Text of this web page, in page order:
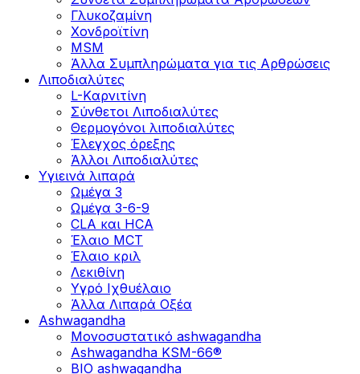
Γλυκοζαμίνη
Χονδροϊτίνη
MSM
Άλλα Συμπληρώματα για τις Αρθρώσεις
Λιποδιαλύτες
L-Kαρνιτίνη
Σύνθετοι Λιποδιαλύτες
Θερμογόνοι λιποδιαλύτες
Έλεγχος όρεξης
Άλλοι Λιποδιαλύτες
Υγιεινά λιπαρά
Ωμέγα 3
Ωμέγα 3-6-9
CLA και HCA
Έλαιο MCT
Έλαιο κριλ
Λεκιθίνη
Υγρό Ιχθυέλαιο
Άλλα Λιπαρά Οξέα
Ashwagandha
Μονοσυστατικό ashwagandha
Ashwagandha KSM-66®
BIO ashwagandha